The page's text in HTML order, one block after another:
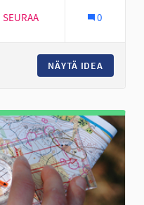
19 SEURAAJAA
SEURAA 0
NÄYTÄ IDEA